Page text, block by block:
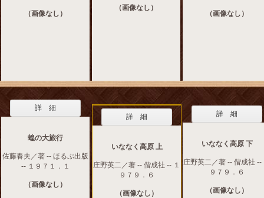
（画像なし）
（画像なし）
（画像なし）
詳 細
蝗の大旅行
佐藤春夫／著 -- ほるぷ出版
-- １９７１．１
（画像なし）
詳 細
いななく高原 上
庄野英二／著 -- 偕成社 -- １
９７９．６
（画像なし）
詳 細
いななく高原 下
庄野英二／著 -- 偕成社 --
９７９．６
（画像なし）